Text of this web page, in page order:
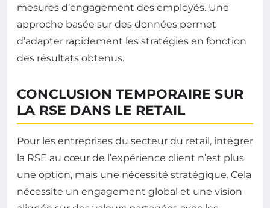
mesures d’engagement des employés. Une
approche basée sur des données permet
d’adapter rapidement les stratégies en fonction
des résultats obtenus.
CONCLUSION TEMPORAIRE SUR
LA RSE DANS LE RETAIL
Pour les entreprises du secteur du retail, intégrer
la RSE au cœur de l’expérience client n’est plus
une option, mais une nécessité stratégique. Cela
nécessite un engagement global et une vision